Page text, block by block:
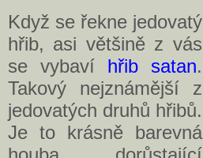
Když se řekne jedovatý
hřib, asi většině z vás
se vybaví hřib satan.
Takový nejznámější z
jedovatých druhů hřibů.
Je to krásně barevná